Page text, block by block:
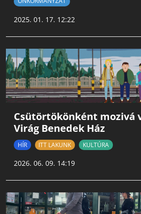
2025. 01. 17. 12:22
Csütörtökönként mozivá
Virág Benedek Ház
HÍR ITT LAKUNK KULTÚRA
2026. 06. 09. 14:19